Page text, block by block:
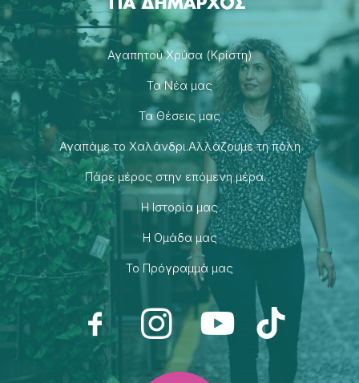
Αγαπητού Χρύσα (Κρίστη)
Τα Νέα μας
Τα Θέσεις μας
Αγαπάμε το Χαλάνδρι.Αλλάζουμε τη πόλη
Πάρε μέρος στην επόμενη μέρα…
H Ιστορία μας
H Ομάδα μας
Το Πρόγραμμά μας